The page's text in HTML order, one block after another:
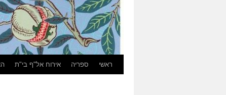
ראשי ספריה אירוח אל"ף בי"ת